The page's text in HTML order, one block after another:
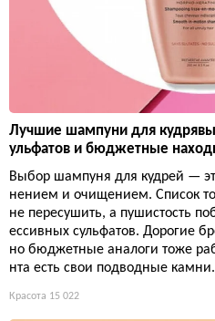
Лучшие шампуни для
ульфатов и бюджетные
Выбор шампуня для кудрей —
нением и очищением. Список
не пересушить, а пушистость
ессивных сульфатов. Дорогие
но бюджетные аналоги тоже
нта есть свои подводные камни.
Красота 15 022